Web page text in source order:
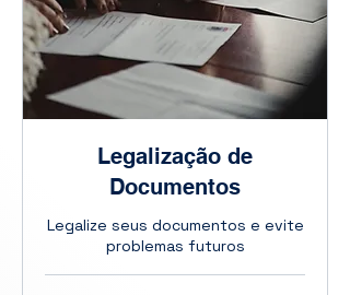
Legalização de
Documentos
Legalize seus documentos e evite
problemas futuros